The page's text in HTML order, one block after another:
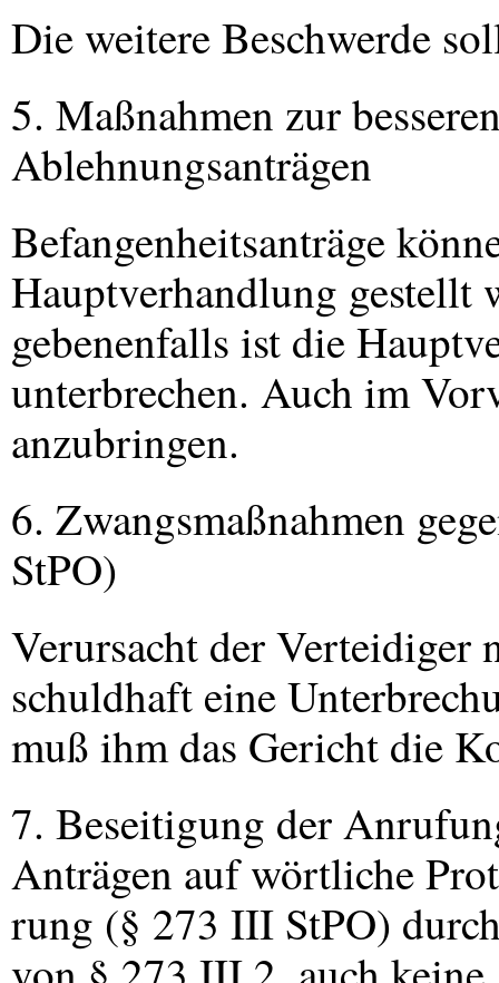
Die weitere Beschwerde
5. Maßnahmen zur
Ablehnungsanträgen
Befangenheitsanträge
Hauptverhandlung gestellt
gebenenfalls ist die
unterbrechen. Auch im
anzubringen.
6. Zwangsmaßnahmen
StPO)
Verursacht der Verteidiger
schuldhaft eine
muß ihm das Gericht die
7. Beseitigung der
Anträgen auf wörtliche
rung (§ 273 III StPO)